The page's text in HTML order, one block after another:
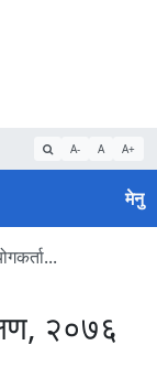
A- A A+
मेनु
२०७६